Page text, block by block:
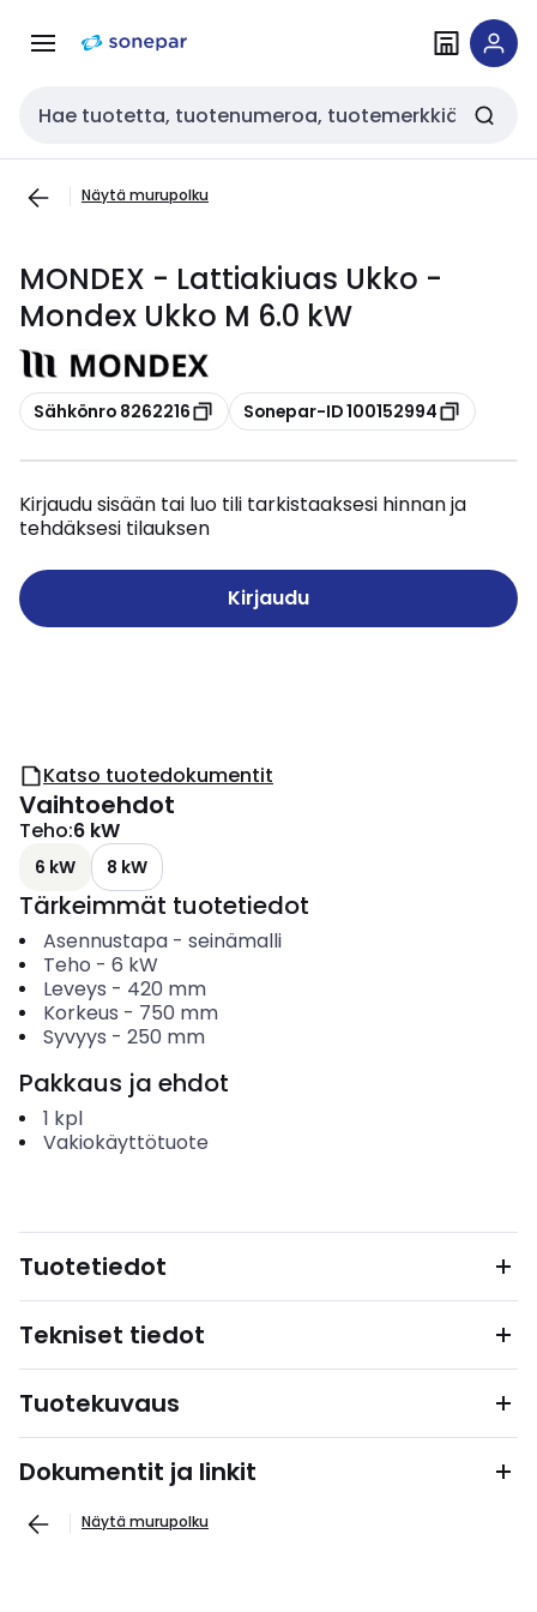
navigointiinsisältöön
Haku
Näytä murupolku
MONDEX - Lattiakiuas Ukko -
Mondex Ukko M 6.0 kW
Kopioi
Sähkönro 8262216 Kopioi
Sonepar-ID 100152994
Kirjaudu sisään tai luo tili tarkistaaksesi hinnan ja
tehdäksesi tilauksen
Kirjaudu
Katso tuotedokumentit
Vaihtoehdot
Teho:6 kW
6 kW 8 kW
Tärkeimmät tuotetiedot
Asennustapa- seinämalli
Teho - 6 kW
Leveys - 420 mm
Korkeus - 750 mm
Syvyys - 250 mm
Pakkaus ja ehdot
1 kpl
Vakiokäyttötuote
Tuotetiedot
Tekniset tiedot
Tuotekuvaus
Dokumentit ja linkit
Näytä murupolku